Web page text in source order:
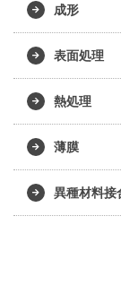
成形
表面処理
熱処理
薄膜
異種材料接